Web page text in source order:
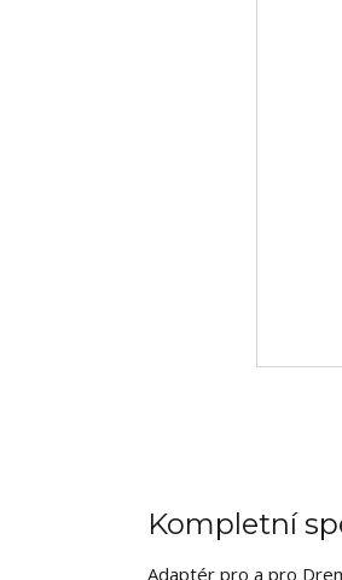
Kompletní
Adaptér pro a pro